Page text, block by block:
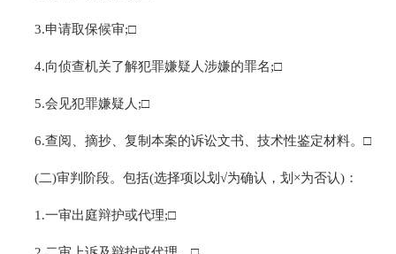
3.申请取保候审;□
4.向侦查机关了解犯罪嫌疑人涉嫌的罪名;□
5.会见犯罪嫌疑人;□
6.查阅、摘抄、复制本案的诉讼文书、技术性鉴定材料。□
(二)审判阶段。包括(选择项以划√为确认，划×为否认)：
1.一审出庭辩护或代理;□